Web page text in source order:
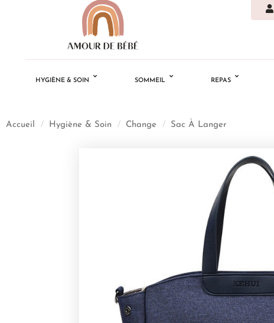
HYGIÈNE & SOIN SOMMEIL REPAS
Accueil / Hygiène & Soin / Change / Sac À Langer